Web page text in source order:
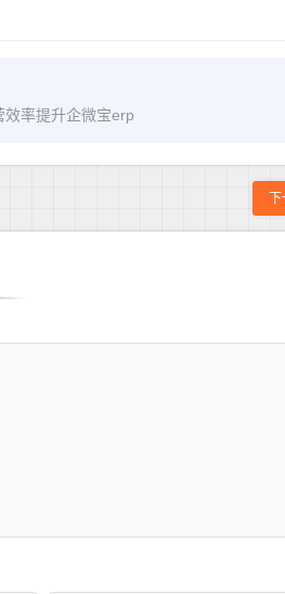
率提升企微宝erp
下